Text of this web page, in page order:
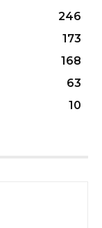
246
173
168
63
10